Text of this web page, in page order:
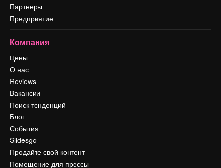
Партнеры
Предприятие
Компания
Цены
О нас
Reviews
Вакансии
Поиск тенденций
Блог
События
Slidesgo
Продайте свой контент
Помещение для прессы